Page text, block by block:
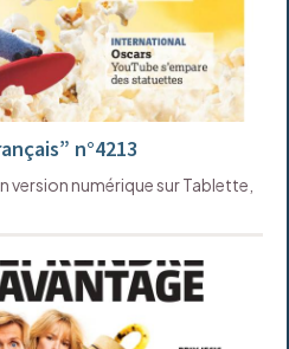
n°4213
version numérique sur Tablette,